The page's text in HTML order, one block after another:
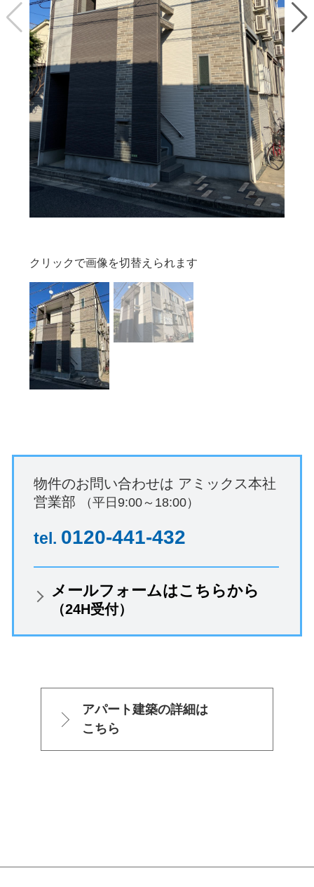
クリックで画像を切替えられます
物件のお問い合わせは アミックス本社
営業部
（平日9:00～18:00）
tel. 0120-441-432
メールフォームはこちらから
（24H受付）
アパート建築の詳細は
こちら